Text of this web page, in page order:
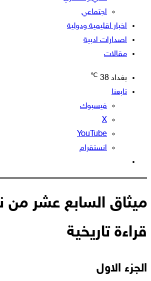
اجتماعي
اخبار اقليمية ودولية
اصدارات ادبية
مقالات
بغداد 38
℃
تابعنا
فيسبوك
‫X
‫YouTube
انستقرام
المظلم
ميثاق السابع عشر من
قراءة تاريخية
الجزء الاول